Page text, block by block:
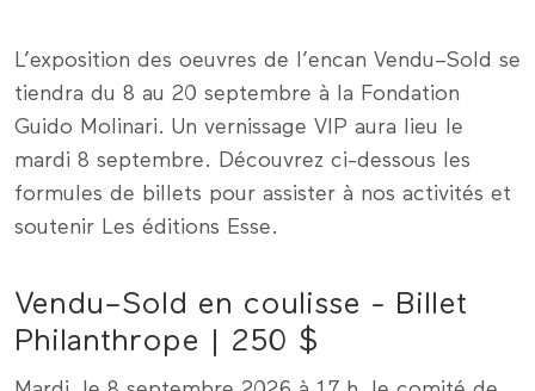
L’exposition des oeuvres de l’encan Vendu–Sold se
tiendra du 8 au 20 septembre à la Fondation
Guido Molinari. Un vernissage VIP aura lieu le
mardi 8 septembre. Découvrez ci-dessous les
formules de billets pour assister à nos activités et
soutenir Les éditions Esse.
Vendu–Sold en coulisse - Billet
Philanthrope | 250 $